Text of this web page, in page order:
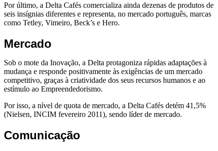
Por último, a Delta Cafés comercializa ainda dezenas de produtos de
seis insígnias diferentes e representa, no mercado português, marcas
como Tetley, Vimeiro, Beck’s e Hero.
Mercado
Sob o mote da Inovação, a Delta protagoniza rápidas adaptações à
mudança e responde positivamente às exigências de um mercado
competitivo, graças à criatividade dos seus recursos humanos e ao
estímulo ao Empreendedorismo.
Por isso, a nível de quota de mercado, a Delta Cafés detém 41,5%
(Nielsen, INCIM fevereiro 2011), sendo líder de mercado.
Comunicação